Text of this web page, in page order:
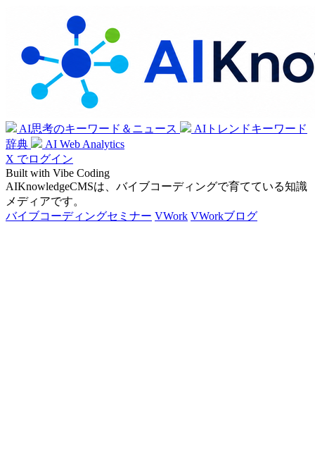
AI思考のキーワード＆ニュース
AIトレンドキーワード
辞典
AI Web Analytics
X でログイン
Built with Vibe Coding
AIKnowledgeCMSは、バイブコーディングで育てている知識
メディアです。
バイブコーディングセミナー VWork VWorkブログ